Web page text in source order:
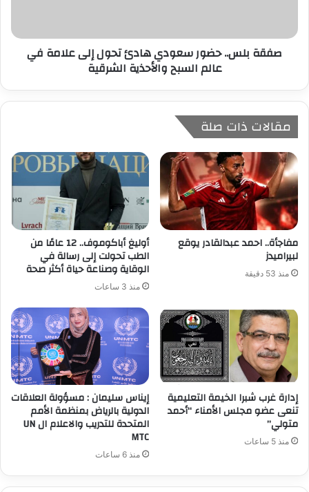
صفقة بلس.. حضور سعودي هادئ تحول إلى علامة في
عالم السبح والأحذية الشرقية
مقالات ذات صلة
مفاجأة.. احمد عبدالقادر يوقع
لبيراميدز
منذ 53 دقيقة
أوليغ أباكوموف.. 12 عامًا من
الطب تحولت إلى رسالة في
الوقاية وصناعة حياة أكثر صحة
منذ 3 ساعات
إدارة غرب شبرا الخيمة التعليمية
تنعى عضو مجلس الأمناء “أحمد
متولي”
منذ 5 ساعات
إيناس سليمان : مسؤولة العلاقات
الدولية بالرياض بمنظمة الأمم
المتحدة للتدريب والاعلام ال UN
MTC
منذ 6 ساعات